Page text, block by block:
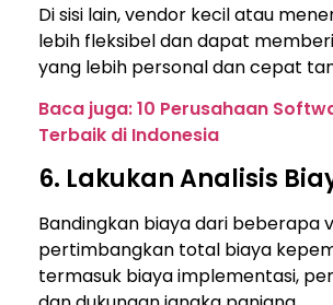
Di sisi lain, vendor kecil atau
lebih fleksibel dan dapat
yang lebih personal dan cepat
Baca juga: 10 Perusahaan
Terbaik di Indonesia
6. Lakukan Analisis
Bandingkan biaya dari beberapa
pertimbangkan total biaya
termasuk biaya implementasi,